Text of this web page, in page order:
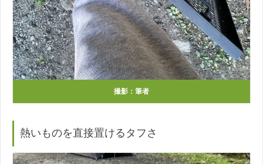
撮影：筆者
熱いものを直接置ける タフさ